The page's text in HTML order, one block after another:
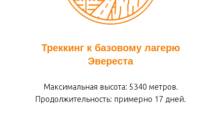
Треккинг к базовому лагерю
Эвереста
Максимальная высота: 5340 метров.
Продолжительность: примерно 17 дней.